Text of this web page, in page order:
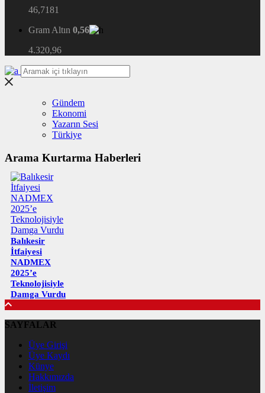
46,7181
Gram Altın 0,56
4.320,96
Gündem
Ekonomi
Yazarın Sesi
Türkiye
Arama Kurtarma Haberleri
Balıkesir
İtfaiyesi
NADMEX
2025’e
Teknolojisiyle
Damga Vurdu
SAYFALAR
Üye Girişi
Üye Kaydı
Künye
Hakkımızda
İletişim